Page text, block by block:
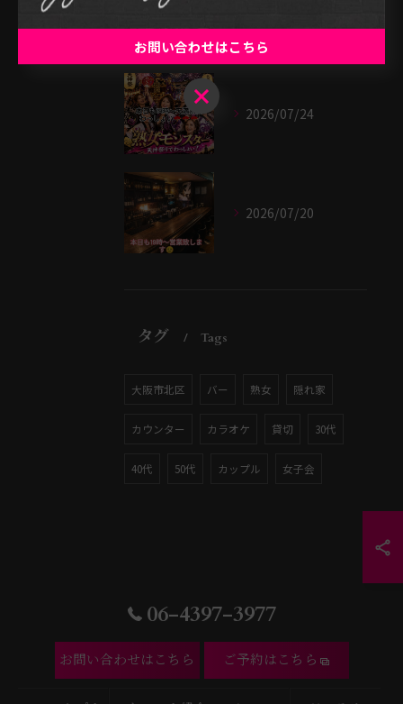
2026/07/24
2026/07/20
タグ Tags
大阪市北区 バー 熟女 隠れ家
カウンター カラオケ 貸切 30代
40代 50代 カップル 女子会
06-4397-3977
お問い合わせはこちら ご予約はこちら
お問い合わせはこちら
お問い合わせはこちら